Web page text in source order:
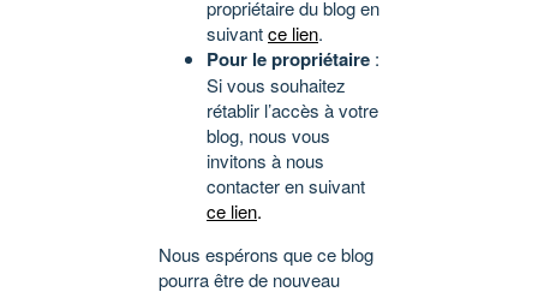
propriétaire du blog en
suivantce lien.
Pour le propriétaire :
Si vous souhaitez
rétablir l’accès à votre
blog, nous vous
invitons à nous
contacter en suivant
ce lien.
Nous espérons que ce blog
pourra être de nouveau